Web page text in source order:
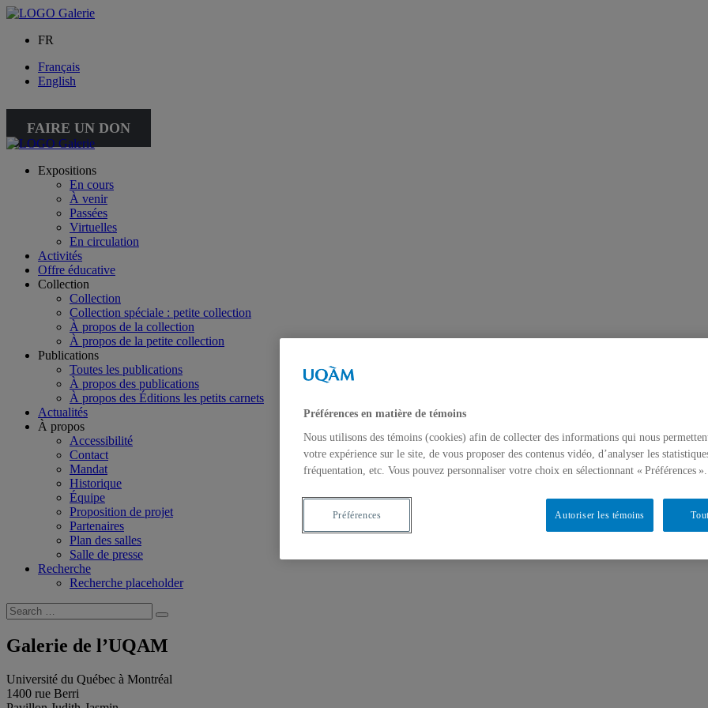
FR
Français
English
FAIRE UN DON
Expositions
En cours
À venir
Passées
Virtuelles
En circulation
Activités
Offre éducative
Collection
Collection
Collection spéciale : petite collection
À propos de la collection
À propos de la petite collection
Publications
Toutes les publications
À propos des publications
À propos des Éditions les petits carnets
Actualités
À propos
Accessibilité
Contact
Mandat
Historique
Équipe
Proposition de projet
Partenaires
Plan des salles
Salle de presse
Recherche
Recherche placeholder
Search
for:
Search
Galerie de l’UQAM
Université du Québec à Montréal
1400 rue Berri
Préférences en matière de témoins
Nous utilisons des témoins (cookies) afin de collecter des informations qui nous
votre expérience sur le site, de vous proposer des contenus vidéo, d’analyser les
fréquentation, etc. Vous pouvez personnaliser votre choix en sélectionnant « Préférences ».
Autoriser les témoins
Préférences